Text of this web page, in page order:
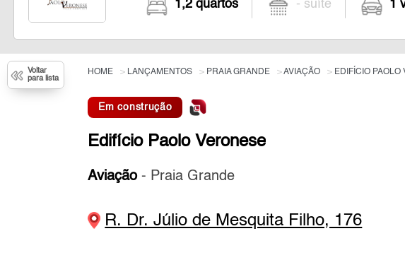
1,2 quartos - suíte 1
Voltar
para lista
HOME LANÇAMENTOS PRAIA GRANDE AVIAÇÃO EDIFÍCIO PAOLO
Em construção
Edifício Paolo Veronese
Aviação- Praia Grande
R. Dr. Júlio de Mesquita Filho, 176